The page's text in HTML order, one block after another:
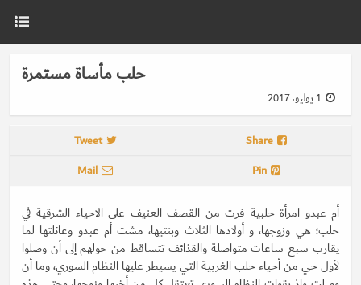
حلب مأساة مستمرة
1 يوليو، 2017
Share
Tweet
Pin
Mail
أم عبدو امرأة حلبية فرت من القصف العنيف على الاحياء الشرقية في
حلب؛ هي وزوجها، و أولادها الثلاث وبنتيها، مشت أم عبدو وعائلتها لما
يقارب سبع ساعات متواصلة والقذائف تتساقط من حولهم إلى أن وصلوا
لأول حي من أحياء حلب الغربية التي يسيطر عليها النظام السوري، وما أن